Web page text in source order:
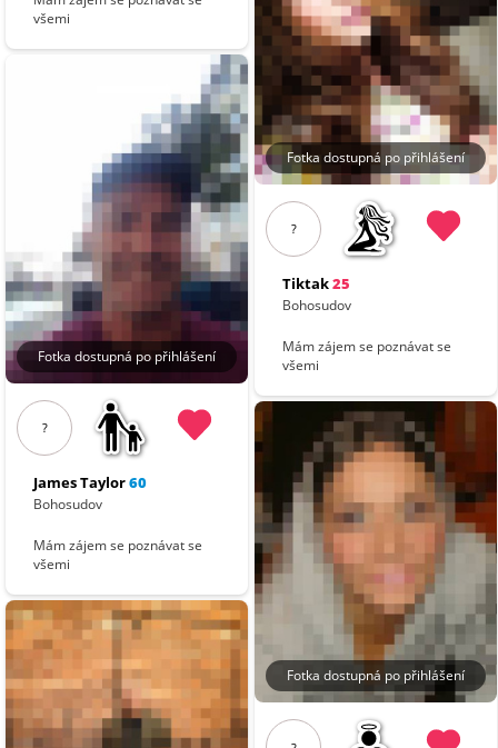
všemi
Fotka dostupná po přihlášení
?
James Taylor60
Bohosudov
Mám zájem se poznávat se
všemi
Fotka dostupná po přihlášení
?
Tiktak25
Bohosudov
Mám zájem se poznávat se
všemi
Fotka dostupná po přihlášení